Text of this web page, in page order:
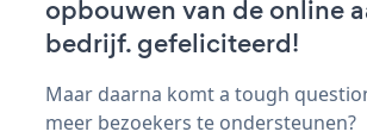
opbouwen van de online
bedrijf. gefeliciteerd!
Maar daarna komt a tough
meer bezoekers te ondersteunen?